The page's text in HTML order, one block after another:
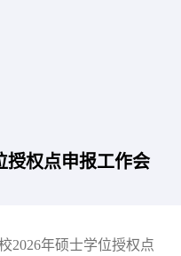
授权点申报工作会
2026年硕士学位授权点